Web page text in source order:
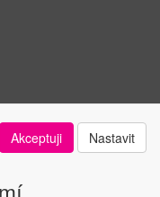
Akceptuji Nastavit